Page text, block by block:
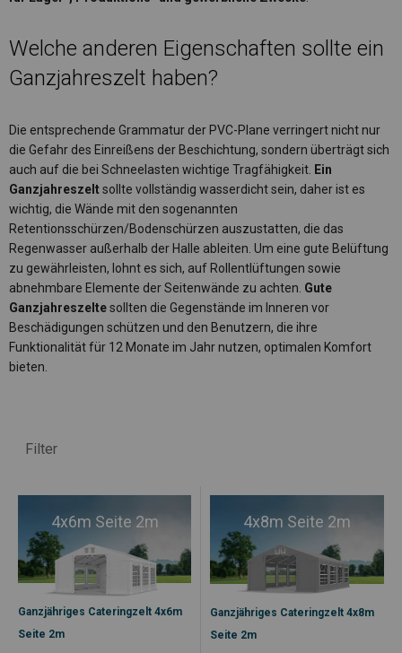
Welche anderen Eigenschaften sollte ein
Ganzjahreszelt haben?
Die entsprechende Grammatur der PVC-Plane verringert nicht nur
die Gefahr des Einreißens der Beschichtung, sondern überträgt sich
auch auf die bei Schneelasten wichtige Tragfähigkeit. Ein
Ganzjahreszeltsollte vollständig wasserdicht sein, daher ist es
wichtig, die Wände mit den sogenannten
Retentionsschürzen/Bodenschürzen auszustatten, die das
Regenwasser außerhalb der Halle ableiten. Um eine gute Belüftung
zu gewährleisten, lohnt es sich, auf Rollentlüftungen sowie
abnehmbare Elemente der Seitenwände zu achten. Gute
Ganzjahreszeltesollten die Gegenstände im Inneren vor
Beschädigungen schützen und den Benutzern, die ihre
Funktionalität für 12 Monate im Jahr nutzen, optimalen Komfort
bieten.
Filter
4x6m Seite 2m
Ganzjähriges Cateringzelt 4x6m
Seite 2m
4x8m Seite 2m
Ganzjähriges Cateringzelt 4x8m
Seite 2m